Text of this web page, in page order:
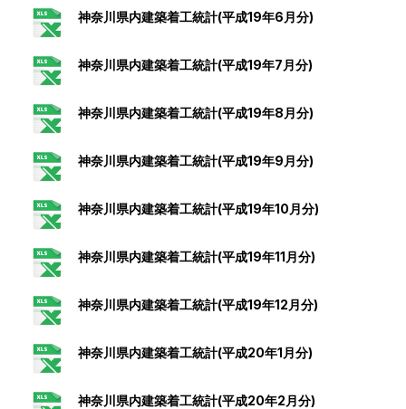
神奈川県内建築着工統計(平成19年6月分)
神奈川県内建築着工統計(平成19年7月分)
神奈川県内建築着工統計(平成19年8月分)
神奈川県内建築着工統計(平成19年9月分)
神奈川県内建築着工統計(平成19年10月分)
神奈川県内建築着工統計(平成19年11月分)
神奈川県内建築着工統計(平成19年12月分)
神奈川県内建築着工統計(平成20年1月分)
神奈川県内建築着工統計(平成20年2月分)